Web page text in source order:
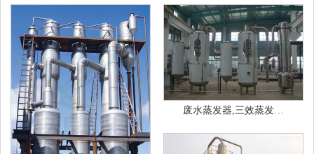
废水蒸发器,三效蒸发…